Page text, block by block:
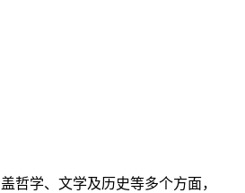
哲学、文学及历史等多个方面，